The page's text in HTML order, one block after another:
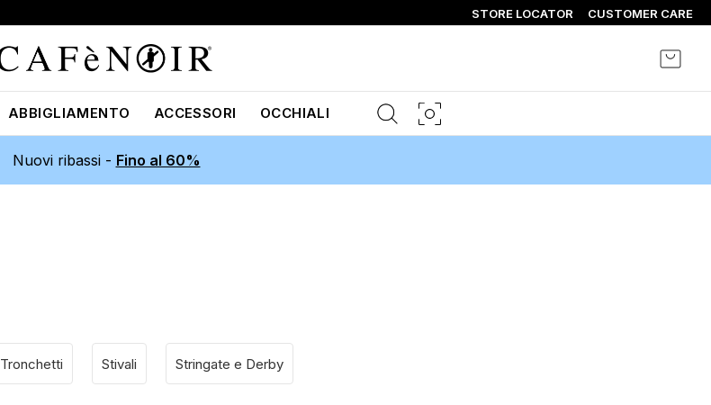
STORE LOCATOR CUSTOMER CARE
ABBIGLIAMENTO ACCESSORI OCCHIALI
Nuovi ribassi - Fino al 60%
Tronchetti Stivali Stringate e Derby